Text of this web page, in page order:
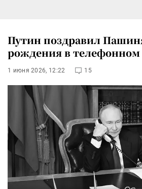
Путин поздравил
рождения в телефонном
1 июня 2026, 12:22 15